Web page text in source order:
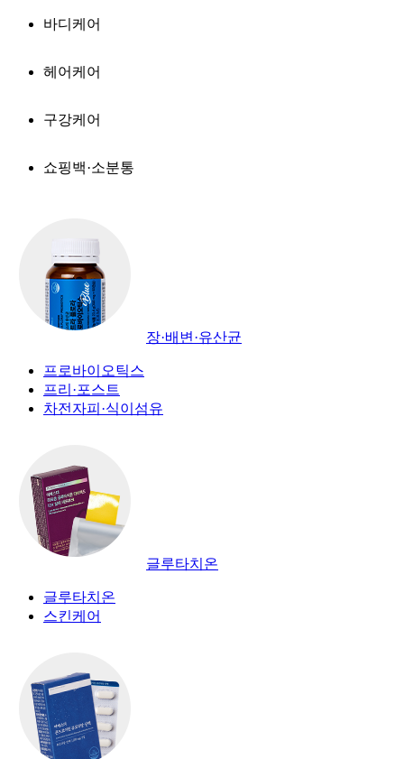
바디케어
헤어케어
구강케어
쇼핑백·소분통
장·배변·유산균
프로바이오틱스
프리·포스트
차전자피·식이섬유
글루타치온
글루타치온
스킨케어